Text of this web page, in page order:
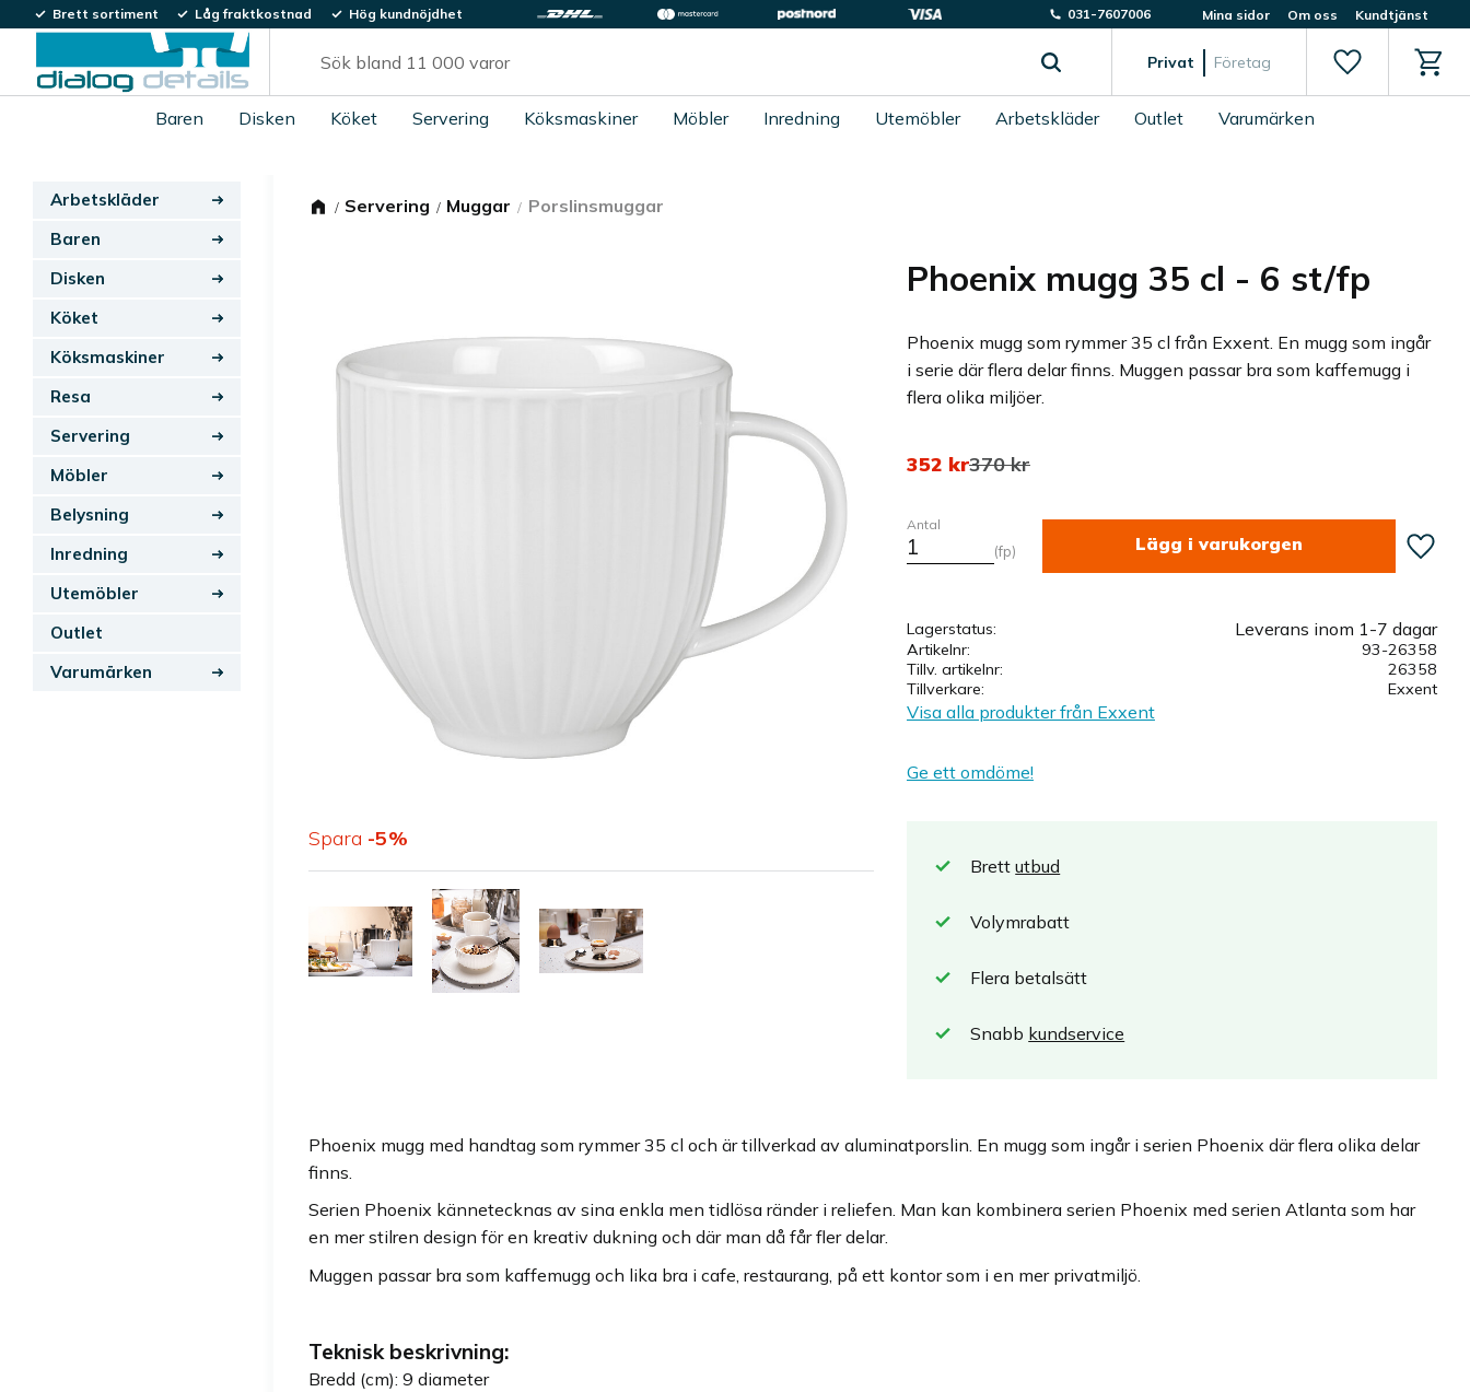
Brett sortiment Låg fraktkostnad Hög kundnöjdhet 031-7607006 Mina sidor Om oss Kundtjänst
Privat Företag Favoriter
Baren Disken Köket Servering Köksmaskiner Möbler Inredning Utemöbler Arbetskläder Outlet Varumärken
Servering Muggar Porslinsmuggar
Phoenix mugg 35 cl - 6 st/fp
Phoenix mugg som rymmer 35 cl från Exxent. En mugg som ingår
i serie där flera delar finns. Muggen passar bra som kaffemugg i
flera olika miljöer.
Spara 5%
Nedsatt pris:
352 krOrdinarie pris:
370kr
Antal
fp Lägg
Lagerstatus Leverans inom 1-7 dagar
Artikelnr
93-26358
Tillv. artikelnr
26358
Tillverkare
Exxent
Visa alla produkter från Exxent
Ge ett omdöme!
Brettutbud
Volymrabatt
Flera betalsätt
Snabb kundservice
Phoenix mugg med handtag som rymmer 35 cl och är tillverkad av aluminatporslin. En mugg som ingår i serien Phoenix där flera olika delar
finns.
Serien Phoenix kännetecknas av sina enkla men tidlösa ränder i reliefen. Man kan kombinera serien Phoenix med serien Atlanta som har
en mer stilren design för en kreativ dukning och där man då får fler delar.
Muggen passar bra som kaffemugg och lika bra i cafe, restaurang, på ett kontor som i en mer privatmiljö.
Teknisk beskrivning:
Bredd (cm): 9 diameter
Arbetskläder
Baren
Disken
Köket
Köksmaskiner
Resa
Servering
Möbler
Belysning
Inredning
Utemöbler
Outlet
Varumärken